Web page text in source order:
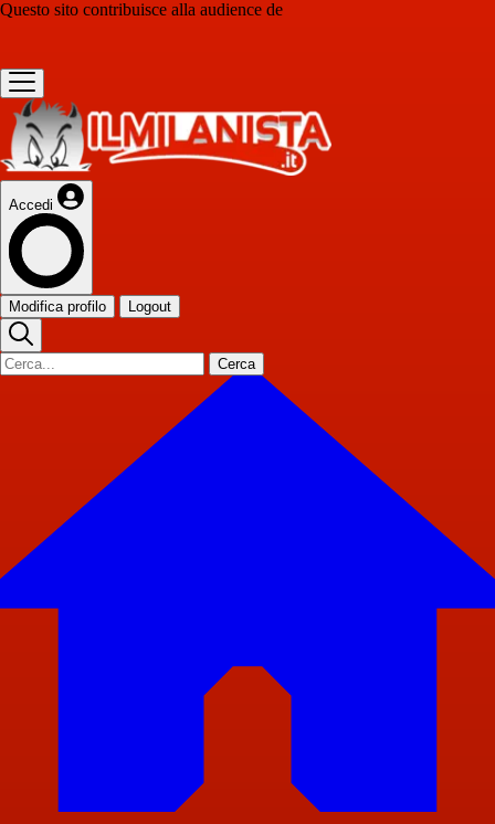
Questo sito contribuisce alla audience de
Accedi
Modifica profilo Logout
Cerca